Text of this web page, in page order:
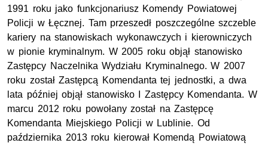
1991 roku jako funkcjonariusz Komendy Powiatowej
Policji w Łęcznej. Tam przeszedł poszczególne szczeble
kariery na stanowiskach wykonawczych i kierowniczych
w pionie kryminalnym. W 2005 roku objął stanowisko
Zastępcy Naczelnika Wydziału Kryminalnego. W 2007
roku został Zastępcą Komendanta tej jednostki, a dwa
lata później objął stanowisko I Zastępcy Komendanta. W
marcu 2012 roku powołany został na Zastępcę
Komendanta Miejskiego Policji w Lublinie. Od
października 2013 roku kierował Komendą Powiatową